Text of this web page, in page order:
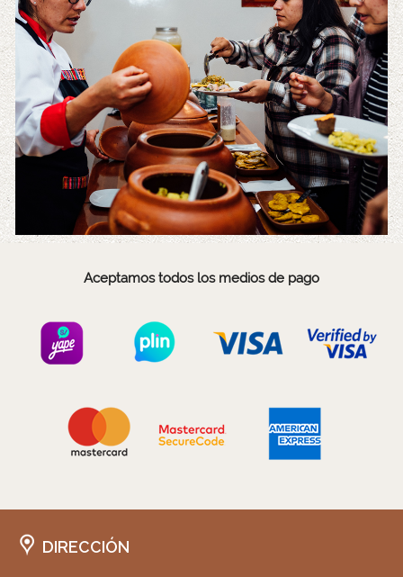
Aceptamos todos los medios de pago
DIRECCIÓN